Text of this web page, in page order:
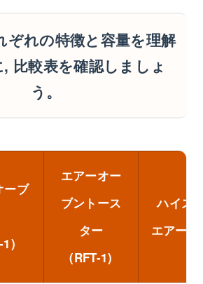
ぞれの特徴と容量を理解
比較表を確認しましょ
う。
ーブ
1)
エアーオー
ブントース
ター
(RFT-1)
ハイス
エアー